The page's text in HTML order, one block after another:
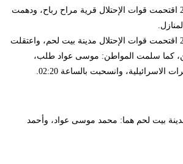
2. الساعة 22:40 اقتحمت قوات الإحتلال قرية مراح رباح، ودهمت
3. الساعة 23:05 اقتحمت قوات الإحتلال مدينة بيت لحم، واعتقلت
كما سلمت المواطن: موسى عواد طلب،
الاسرائيلية، وانسحبت بالساعة 02:20.
بيت لحم هما: محمد موسى عواد، وأحمد